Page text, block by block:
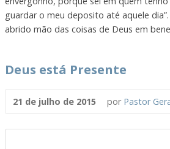
guardar o meu deposito até aquele
abrido mão das coisas de Deus em
Deus está Presente
21 de julho de 2015 por Pastor